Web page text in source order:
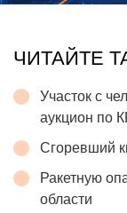
ЧИТАЙТЕ
Участок с
аукцион по
Сгоревший
Ракетную
области